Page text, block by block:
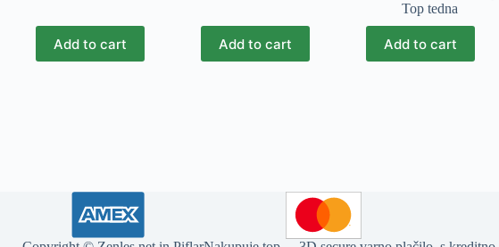
Add to cart Add to cart
Top tedna
Add to cart